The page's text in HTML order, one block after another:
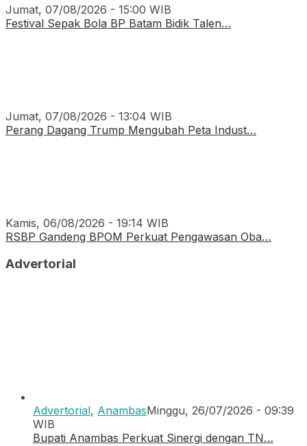
Jumat, 07/08/2026 - 15:00 WIB
Festival Sepak Bola BP Batam Bidik Talen…
Jumat, 07/08/2026 - 13:04 WIB
Perang Dagang Trump Mengubah Peta Indust…
Kamis, 06/08/2026 - 19:14 WIB
RSBP Gandeng BPOM Perkuat Pengawasan Oba…
Advertorial
Advertorial, AnambasMinggu, 26/07/2026 - 09:39
WIB
Bupati Anambas Perkuat Sinergi dengan TN…